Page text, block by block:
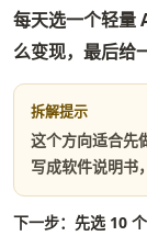
每天选一个轻量
么变现，最后给
拆解提示
这个方向适合先
写成软件说明书
下一步：先选 10